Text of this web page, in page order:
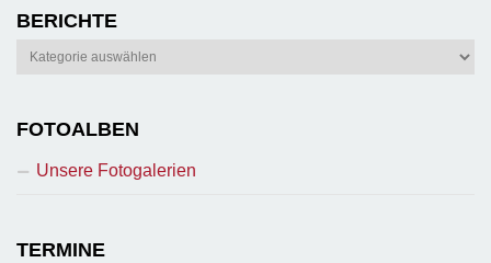
BERICHTE
Berichte
FOTOALBEN
Unsere Fotogalerien
TERMINE